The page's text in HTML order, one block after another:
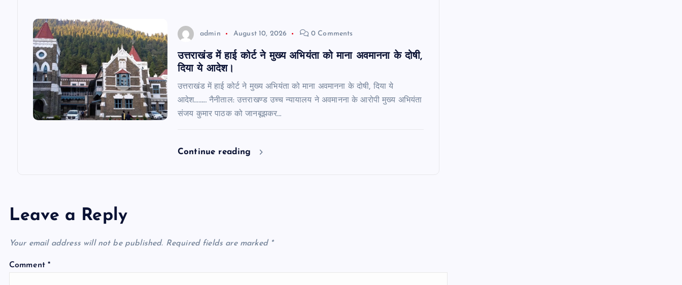
admin August 10, 2026 0 Comments
उत्तराखंड में हाई कोर्ट ने मुख्य अभियंता को माना अवमानना के दोषी,
दिया ये आदेश।
उत्तराखंड में हाई कोर्ट ने मुख्य अभियंता को माना अवमानना के दोषी, दिया ये
आदेश……… नैनीताल: उत्तराखण्ड उच्च न्यायालय ने अवमानना के आरोपी मुख्य अभियंता
संजय कुमार पाठक को जानबूझकर…
Continue reading
Leave a Reply
Your email address will not be published. Required fields are marked *
Comment*